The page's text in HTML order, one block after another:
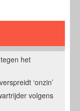
het
‘onzin’
volgens